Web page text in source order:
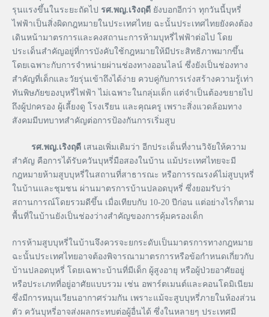
รุนแรงขึ้นในระยะถัดไป รศ.พญ.เริงฤดี ยังบอกอีกว่า ทุกวันนี้บุหรี่
ไฟฟ้าเป็นสิ่งผิดกฎหมายในประเทศไทย ฉะนั้นประเทศไทยยังคงต้อง
เดินหน้ามาตรการและคงสถานะการห้ามบุหรี่ไฟฟ้าต่อไป โดย
ประเด็นสำคัญอยู่ที่การบังคับใช้กฎหมายให้มีประสิทธิภาพมากขึ้น
โดยเฉพาะกับการจำหน่ายผ่านช่องทางออนไลน์ ซึ่งยังเป็นช่องทาง
สำคัญที่เด็กและวัยรุ่นเข้าถึงได้ง่าย ควบคู่กับการเร่งสร้างความรู้เท่า
ทันพิษภัยของบุหรี่ไฟฟ้า ไม่เฉพาะในกลุ่มเด็ก แต่จำเป็นต้องขยายไป
ถึงผู้ปกครอง ผู้เลี้ยงดู โรงเรียน และคุณครู เพราะสิ่งแวดล้อมทาง
สังคมมีบทบาทสำคัญต่อการป้องกันการเริ่มสูบ
รศ.พญ.เริงฤดี เสนอเพิ่มเติมว่า อีกประเด็นที่งานวิจัยให้ความ
สำคัญ คือการได้รับควันบุหรี่มือสองในบ้าน แม้ประเทศไทยจะมี
กฎหมายห้ามสูบบุหรี่ในสถานที่สาธารณะ หรือการรณรงค์ไม่สูบบุหรี่
ในบ้านและชุมชน ผ่านมาตรการบ้านปลอดบุหรี่ ซึ่งยอมรับว่า
สถานการณ์โดยรวมดีขึ้น เมื่อเทียบกับ 10-20 ปีก่อน แต่อย่างไรก็ตาม
พื้นที่ในบ้านยังเป็นช่องว่างสำคัญของการคุ้มครองเด็ก
การห้ามสูบบุหรี่ในบ้านจึงควรจะยกระดับเป็นมาตรการทางกฎหมาย
ฉะนั้นประเทศไทยอาจต้องพิจารณามาตรการหรือข้อกำหนดเกี่ยวกับ
บ้านปลอดบุหรี่ โดยเฉพาะบ้านที่มีเด็ก ผู้สูงอายุ หรือผู้ป่วยอาศัยอยู่
หรือประเภทที่อยู่อาศัยแบบรวม เช่น อพาร์ตเมนต์และคอนโดมิเนียม
ซึ่งมีการหมุนเวียนอากาศร่วมกัน เพราะแม้จะสูบบุหรี่ภายในห้องส่วน
ตัว ควันบุหรี่อาจส่งผลกระทบต่อผู้อื่นได้ ซึ่งในหลายๆ ประเทศมี